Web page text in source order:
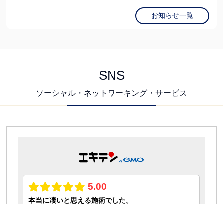
お知らせ一覧
SNS
ソーシャル・ネットワーキング・サービス